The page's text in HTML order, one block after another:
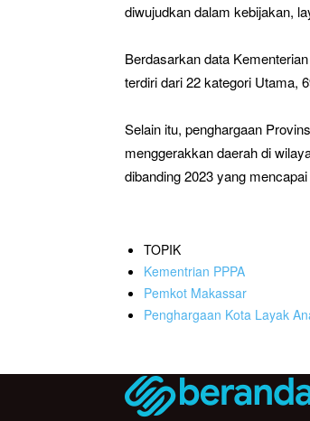
diwujudkan dalam kebijakan,
Berdasarkan data
terdiri dari 22 kategori Utama,
Selain itu, penghargaan
menggerakkan daerah di
dibanding 2023 yang
TOPIK
Kementrian PPPA
Pemkot Makassar
Penghargaan Kota Layak